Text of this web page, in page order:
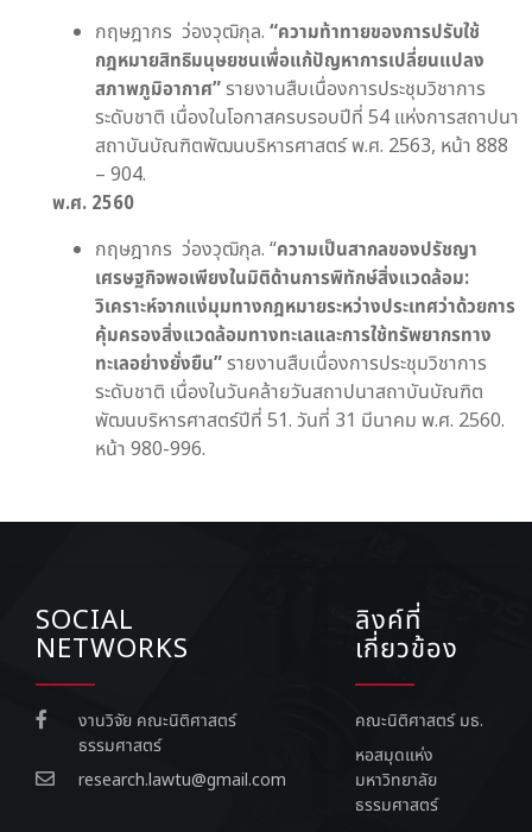
กฤษฎากร ว่องวุฒิกุล. “ความท้าทายของการปรับใช้
กฎหมายสิทธิมนุษยชนเพื่อแก้ปัญหาการเปลี่ยนแปลง
สภาพภูมิอากาศ”รายงานสืบเนื่องการประชุมวิชาการ
ระดับชาติ เนื่องในโอกาสครบรอบปีที่ 54 แห่งการสถาปนา
สถาบันบัณฑิตพัฒนบริหารศาสตร์ พ.ศ. 2563, หน้า 888
– 904.
พ.ศ. 2560
กฤษฎากร ว่องวุฒิกุล. “ความเป็นสากลของปรัชญา
เศรษฐกิจพอเพียงในมิติด้านการพิทักษ์สิ่งแวดล้อม:
วิเคราะห์จากแง่มุมทางกฎหมายระหว่างประเทศว่าด้วยการ
คุ้มครองสิ่งแวดล้อมทางทะเลและการใช้ทรัพยากรทาง
ทะเลอย่างยั่งยืน”รายงานสืบเนื่องการประชุมวิชาการ
ระดับชาติ เนื่องในวันคล้ายวันสถาปนาสถาบันบัณฑิต
พัฒนบริหารศาสตร์ปีที่ 51. วันที่ 31 มีนาคม พ.ศ. 2560.
หน้า 980-996.
ลิงค์ที่
เกี่ยวข้อง
คณะนิติศาสตร์ มธ.
หอสมุดแห่ง
มหาวิทยาลัย
ธรรมศาสตร์
SOCIAL
NETWORKS
งานวิจัย คณะนิติศาสตร์
ธรรมศาสตร์
research.lawtu@gmail.com